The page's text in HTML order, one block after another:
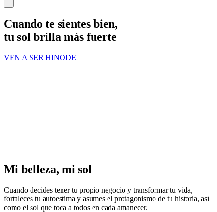
Cuando te sientes bien,
tu sol brilla más fuerte
VEN A SER HINODE
Mi belleza, mi sol
Cuando decides tener tu propio negocio y transformar tu vida,
fortaleces tu autoestima y asumes el protagonismo de tu historia, así
como el sol que toca a todos en cada amanecer.